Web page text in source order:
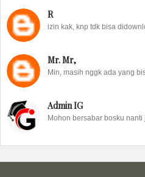
R
izin kak, knp tdk bisa
Mr. Mr,
Min, masih nggk ada yang
Admin IG
Mohon bersabar bosku